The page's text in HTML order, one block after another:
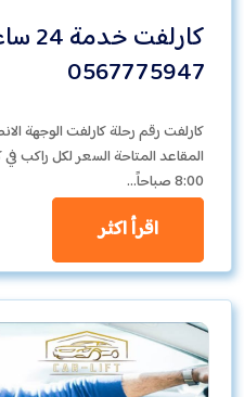
0567775947
كارلفت رقم رحلة كارلفت الوجهة
8:00 صباحاً…
اقرأ اكثر